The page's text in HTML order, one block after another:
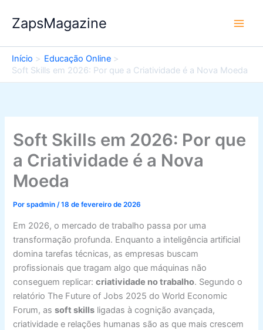
para
conteúdo
ZapsMagazine
Início
Educação Online
Soft Skills em 2026: Por que a Criatividade é a Nova Moeda
Soft Skills em 2026: Por que
a Criatividade é a Nova
Moeda
Porspadmin/18 de fevereiro de 2026
Em 2026, o mercado de trabalho passa por uma
transformação profunda. Enquanto a inteligência artificial
domina tarefas técnicas, as empresas buscam
profissionais que tragam algo que máquinas não
conseguem replicar:criatividade no trabalho. Segundo o
relatório The Future of Jobs 2025 do World Economic
Forum, assoft skills ligadas à cognição avançada,
criatividade e relações humanas são as que mais crescem